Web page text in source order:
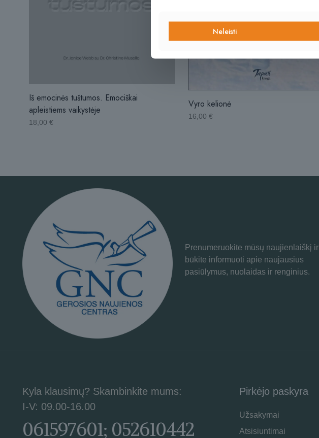
Iš emocinės tuštumos. Emociškai
apleistiems vaikystėje
18,00 €
Vyro kelionė
16,00 €
Prenumeruokite mūsų naujienlaiškį ir
būkite informuoti apie naujausius
pasiūlymus, nuolaidas ir renginius.
Kyla klausimų? Skambinkite mums:
I-V: 09.00-16.00
061597601; 052610442
Pirkėjo paskyra
Užsakymai
Atsisiuntimai
Neleisti